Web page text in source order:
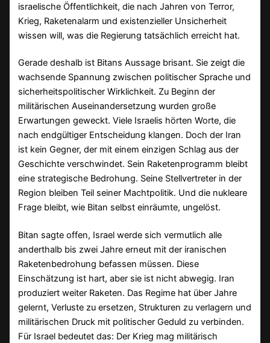
israelische Öffentlichkeit, die nach Jahren von Terror,
Krieg, Raketenalarm und existenzieller Unsicherheit
wissen will, was die Regierung tatsächlich erreicht hat.
Gerade deshalb ist Bitans Aussage brisant. Sie zeigt die
wachsende Spannung zwischen politischer Sprache und
sicherheitspolitischer Wirklichkeit. Zu Beginn der
militärischen Auseinandersetzung wurden große
Erwartungen geweckt. Viele Israelis hörten Worte, die
nach endgültiger Entscheidung klangen. Doch der Iran
ist kein Gegner, der mit einem einzigen Schlag aus der
Geschichte verschwindet. Sein Raketenprogramm bleibt
eine strategische Bedrohung. Seine Stellvertreter in der
Region bleiben Teil seiner Machtpolitik. Und die nukleare
Frage bleibt, wie Bitan selbst einräumte, ungelöst.
Bitan sagte offen, Israel werde sich vermutlich alle
anderthalb bis zwei Jahre erneut mit der iranischen
Raketenbedrohung befassen müssen. Diese
Einschätzung ist hart, aber sie ist nicht abwegig. Iran
produziert weiter Raketen. Das Regime hat über Jahre
gelernt, Verluste zu ersetzen, Strukturen zu verlagern und
militärischen Druck mit politischer Geduld zu verbinden.
Für Israel bedeutet das: Der Krieg mag militärisch